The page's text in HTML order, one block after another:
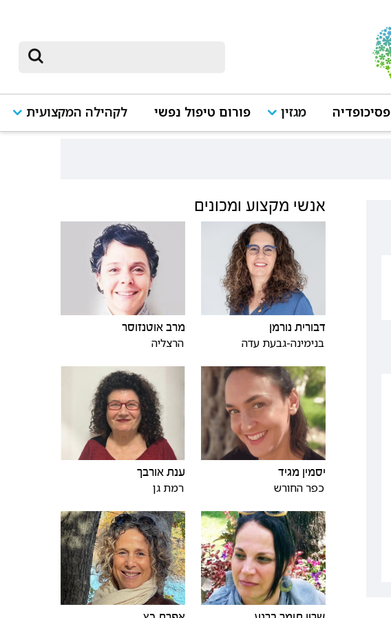
פסיכופדיה מגזין פורום טיפול נפשי לקהילה המקצועית
אנשי מקצוע ומכונים
דבורית נורמן
בנימינה-גבעת עדה
מרב אוטנזוסר
הרצליה
יסמין מגיד
כפר החורש
ענת אורבך
רמת גן